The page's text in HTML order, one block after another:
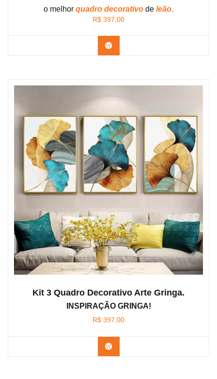
o melhor quadro decorativo de leão.
R$ 397,00
Confira os modelos
Kit 3 Quadro Decorativo Arte Gringa.
INSPIRAÇÃO GRINGA!
R$ 397,00
Confira os modelos